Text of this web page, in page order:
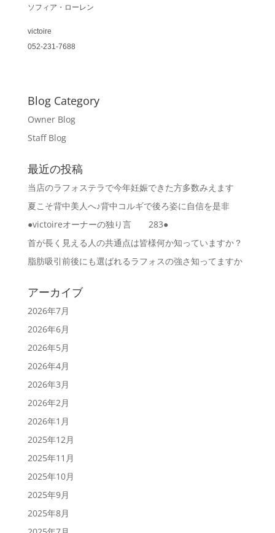
ソフィア・ローレン
victoire
052-231-7688
Blog Category
Owner Blog
Staff Blog
最近の投稿
当店のラフォステラで今年妊娠できた方多数みえます
夏こそ背中美人へ♪背中コルギで後ろ姿に自信を是非
●victoireオーナーの独り言 283●
首が長く見える人の共通点は皆様何か知っていますか？
脂肪吸引前後にも選ばれるラフォスの強さ知ってますか
アーカイブ
2026年7月
2026年6月
2026年5月
2026年4月
2026年3月
2026年2月
2026年1月
2025年12月
2025年11月
2025年10月
2025年9月
2025年8月